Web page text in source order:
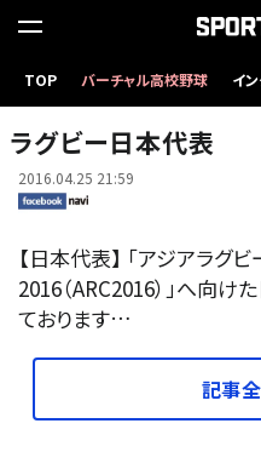
TOP バーチャル高校野球 イ
ラグビー日本代表
2016.04.25 21:59
【日本代表】 「アジアラグ
2016（ARC2016）」へ向
ております…
記事